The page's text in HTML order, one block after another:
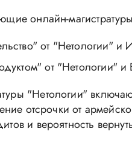
онлайн-
от "Нетологии"
от "Нетологии"
"Нетологии"
отсрочки от
и вероятность